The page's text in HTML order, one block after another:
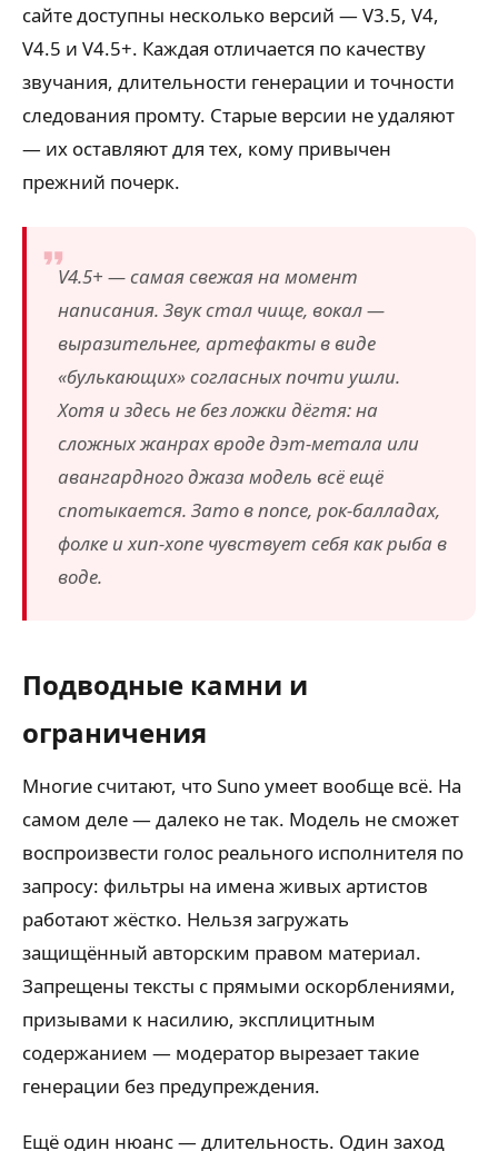
сайте доступны несколько версий — V3.5, V4,
V4.5 и V4.5+. Каждая отличается по качеству
звучания, длительности генерации и точности
следования промту. Старые версии не удаляют
— их оставляют для тех, кому привычен
прежний почерк.
V4.5+ — самая свежая на момент
написания. Звук стал чище, вокал —
выразительнее, артефакты в виде
«булькающих» согласных почти ушли.
Хотя и здесь не без ложки дёгтя: на
сложных жанрах вроде дэт-метала или
авангардного джаза модель всё ещё
спотыкается. Зато в попсе, рок-балладах,
фолке и хип-хопе чувствует себя как рыба в
воде.
Подводные камни и
ограничения
Многие считают, что Suno умеет вообще всё. На
самом деле — далеко не так. Модель не сможет
воспроизвести голос реального исполнителя по
запросу: фильтры на имена живых артистов
работают жёстко. Нельзя загружать
защищённый авторским правом материал.
Запрещены тексты с прямыми оскорблениями,
призывами к насилию, эксплицитным
содержанием — модератор вырезает такие
генерации без предупреждения.
Ещё один нюанс — длительность. Один заход